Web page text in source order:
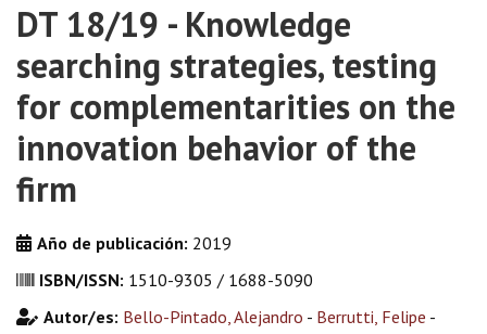
DT 18/19 - Knowledge
searching strategies, testing
for complementarities on the
innovation behavior of the
firm
Año de publicación: 2019
ISBN/ISSN: 1510-9305 / 1688-5090
Autor/es: Bello-Pintado, Alejandro - Berrutti, Felipe -